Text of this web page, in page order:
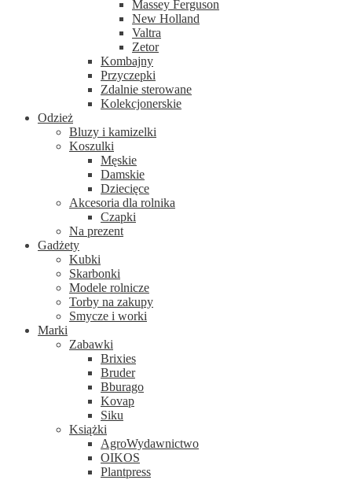
Massey Ferguson
New Holland
Valtra
Zetor
Kombajny
Przyczepki
Zdalnie sterowane
Kolekcjonerskie
Odzież
Bluzy i kamizelki
Koszulki
Męskie
Damskie
Dziecięce
Akcesoria dla rolnika
Czapki
Na prezent
Gadżety
Kubki
Skarbonki
Modele rolnicze
Torby na zakupy
Smycze i worki
Marki
Zabawki
Brixies
Bruder
Bburago
Kovap
Siku
Książki
AgroWydawnictwo
OIKOS
Plantpress